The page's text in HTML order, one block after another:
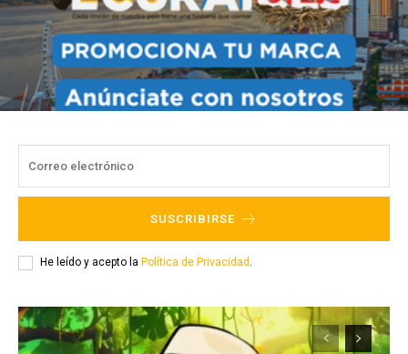
SUSCRIBIRSE
He leído y acepto la Política de Privacidad .